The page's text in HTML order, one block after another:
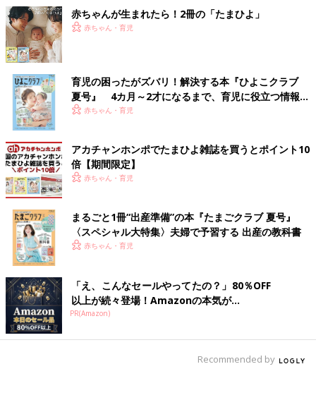
赤ちゃんが生まれたら！2冊の「たまひよ」
赤ちゃん・育児
育児の困ったがズバリ！解決する本『ひよこクラブ
夏号』 4カ月～2才になるまで、育児に役立つ情報が
いっぱい！
赤ちゃん・育児
アカチャンホンポでたまひよ雑誌を買うとポイント10
倍【期間限定】
赤ちゃん・育児
まるごと1冊“出産準備”の本『たまごクラブ 夏号』
〈スペシャル大特集〉夫婦で予習する 出産の教科書
赤ちゃん・育児
「え、こんなセールやってたの？」80％OFF
以上が続々登場！Amazonの本気が...
PR(Amazon)
Recommended by